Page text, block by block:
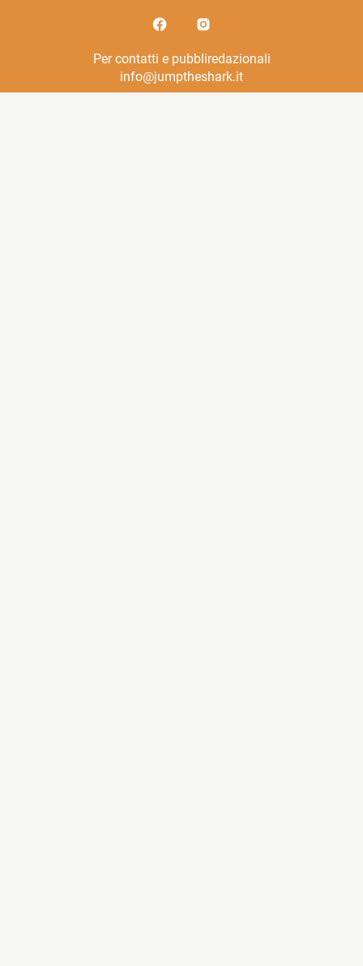
Per contatti e pubbliredazionali
info@jumptheshark.it